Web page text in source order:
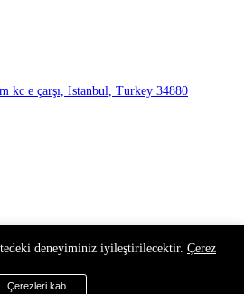
kc e çarşı, Istanbul, Turkey 34880
deneyiminiz iyileştirilecektir. Çerez
Çerezleri kabul et